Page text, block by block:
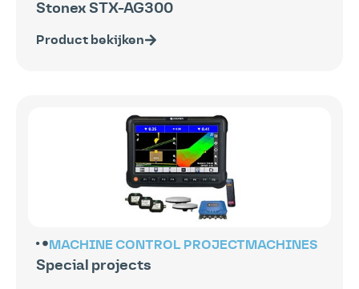
Stonex STX-AG300
Product bekijken
MACHINE CONTROL PROJECTMACHINES
Special projects